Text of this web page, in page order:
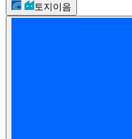
토지이음